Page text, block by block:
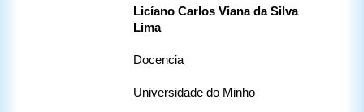
Licíano Carlos Viana da Silva
Lima
Docencia
Universidade do Minho